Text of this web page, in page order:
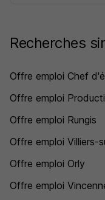
Recherches
Offre emploi Chef
Offre emploi
Offre emploi Rungis
Offre emploi Villiers-
Offre emploi Orly
Offre emploi